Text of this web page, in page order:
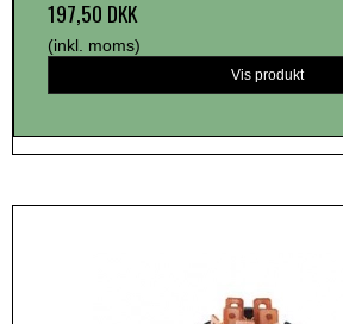
197,50 DKK
(inkl. moms)
Vis produkt